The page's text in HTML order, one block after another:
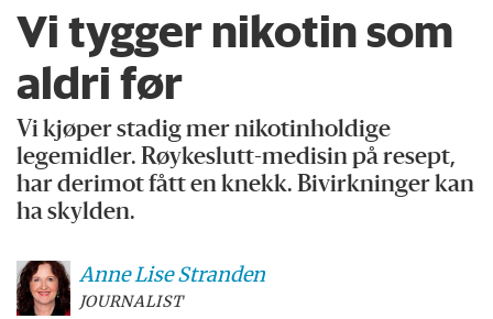
Vi tygger nikotin som
aldri før
Vi kjøper stadig mer nikotinholdige
legemidler. Røykeslutt-medisin på resept,
har derimot fått en knekk. Bivirkninger kan
ha skylden.
Anne Lise Stranden
JOURNALIST